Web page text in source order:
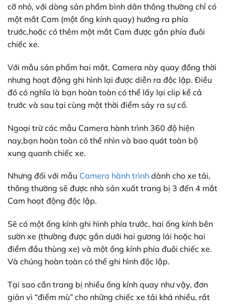
cỡ nhỏ, với dòng sản phẩm bình dân thông thường chỉ có
một mắt Cam (một ống kính quay) hướng ra phía
trước,hoặc có thêm một mắt Cam được gắn phía đuôi
chiếc xe.
Với mẫu sản phẩm hai mắt, Camera này quay đồng thời
nhưng hoạt động ghi hình lại được diễn ra độc lập. Điều
đó có nghĩa là bạn hoàn toàn có thể lấy lại clip kể cả
trước và sau tại cùng một thời điểm sảy ra sự cố.
Ngoại trừ các mẫu Camera hành trình 360 độ hiện
nay,bạn hoàn toàn có thể nhìn và bao quát toàn bộ
xung quanh chiếc xe.
Nhưng đối với mẫu Camera hành trình dành cho xe tải,
thông thường sẽ được nhà sản xuất trang bị 3 đến 4 mắt
Cam hoạt động độc lập.
Sẽ có một ống kính ghi hình phía trước, hai ống kính bên
sườn xe (thường được gắn dưới hai gương lái hoặc hai
điểm đầu thùng xe) và một ống kính phía đuôi chiếc xe.
Và chúng hoàn toàn có thể ghi hình độc lập.
Tại sao cần trang bị nhiều ống kính quay như vậy, đơn
giản vì “điểm mù” cho những chiếc xe tải khá nhiều, rất